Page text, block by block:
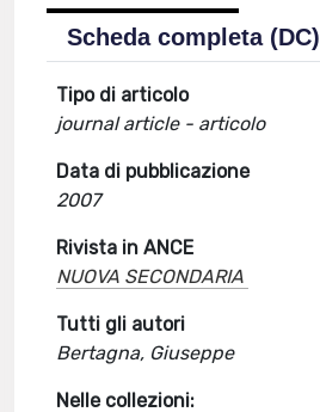
Scheda completa (DC)
Tipo di articolo
journal article - articolo
Data di pubblicazione
2007
Rivista in ANCE
NUOVA SECONDARIA
Tutti gli autori
Bertagna, Giuseppe
Nelle collezioni: